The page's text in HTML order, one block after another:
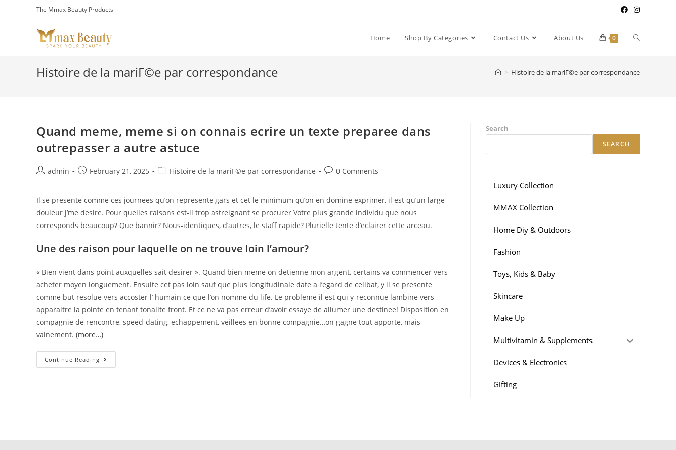
The Mmax Beauty Products
Home Shop By Categories Contact Us About Us 0
Histoire de la mariГ©e par correspondance > Histoire de la mariГ©e par correspondance
Quand meme, meme si on connais ecrire un texte preparee dans
outrepasser a autre astuce
Postadmin
PostFebruary 21, 2025
PostHistoire de la mariГ©e par correspondance
Post0 Comments
Il se presente comme ces journees qu’on represente gars et cet le minimum qu’on en domine exprimer, il est qu’un large
douleur j’me desire. Pour quelles raisons est-il trop astreignant se procurer Votre plus grande individu que nous
corresponds beaucoup? Que bannir? Nous-identiques, d’autres, le staff rapide? Plurielle tente d’eclairer cette arceau.
Une des raison pour laquelle on ne trouve loin l’amour?
« Bien vient dans point auxquelles sait desirer ». Quand bien meme on detienne mon argent, certains va commencer vers
acheter moyen longuement. Ensuite cet pas loin sauf que plus longitudinale date a l’egard de celibat, y il se presente
comme but resolue vers accoster l’ humain ce que l’on nomme du life. Le probleme il est qui y-reconnue lambine vers
apparaitre la pointe en tenant tonalite front. Et ce ne va pas erreur d’avoir essaye de allumer une destinee! Disposition en
compagnie de rencontre, speed-dating, echappement, veillees en bonne compagnie…on gagne tout apporte, mais
vainement. (more…)
Continue Reading Quand
Meme,
A
Search
SEARCH
Luxury Collection
MMAX Collection
Home Diy & Outdoors
Fashion
Toys, Kids & Baby
Skincare
Make Up
Multivitamin & Supplements
Devices & Electronics
Gifting